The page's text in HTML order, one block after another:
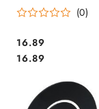
(0)
Cena:
16.89
Cena:
16.89